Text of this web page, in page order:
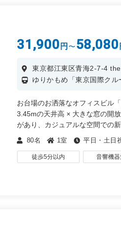
31,900 円 〜 58,080
東京都江東区青海2-7-4
ゆりかもめ「東京国際ク
お台場のお洒落なオフィスビル
3.45mの天井高 × 大きな窓の開
があり、カジュアルな空間での
など、様々な用途にてご活用く
・社内会議、ミーティング、ハ
80名 1室 平日・土
徒歩5分以内 音響機